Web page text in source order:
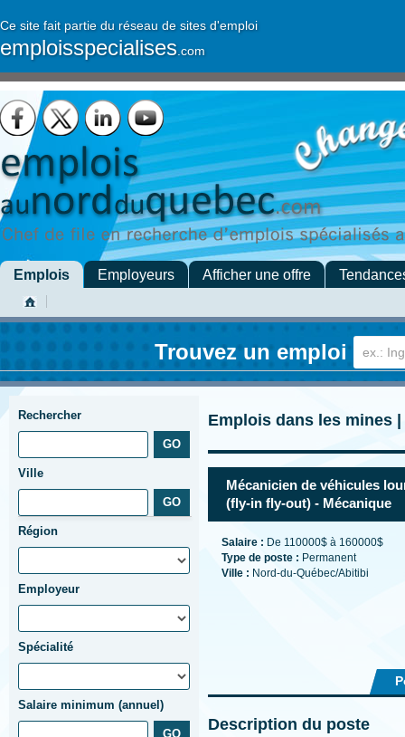
Ce site fait partie du réseau de sites d'emploi
emploisspecialises .com
Emplois Employeurs Afficher une offre
Trouvez un emploi
Rechercher
Ville
Région
Employeur
Spécialité
Salaire minimum (annuel)
Emplois dans les mines
Mécanicien de véhicules
(fly-in fly-out) - Mécanique
Salaire : De 110000$ à 160000$
Type de poste : Permanent
Ville : Nord-du-Québec/Abitibi
Description du poste